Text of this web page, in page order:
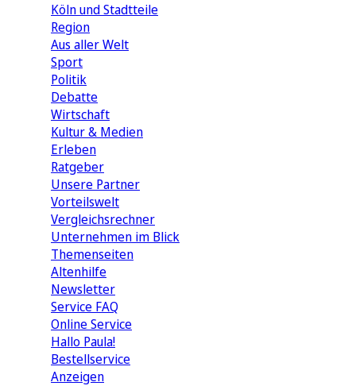
Köln und Stadtteile
Region
Aus aller Welt
Sport
Politik
Debatte
Wirtschaft
Kultur & Medien
Erleben
Ratgeber
Unsere Partner
Vorteilswelt
Vergleichsrechner
Unternehmen im Blick
Themenseiten
Altenhilfe
Newsletter
Service FAQ
Online Service
Hallo Paula!
Bestellservice
Anzeigen